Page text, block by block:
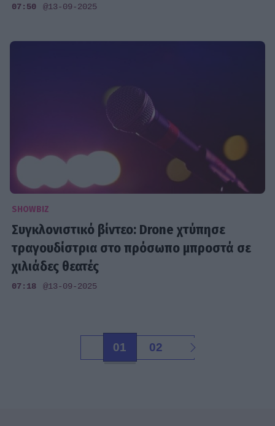
07:50 @13-09-2025
SHOWBIZ
Συγκλονιστικό βίντεο: Drone χτύπησε
τραγουδίστρια στο πρόσωπο μπροστά σε
χιλιάδες θεατές
07:18 @13-09-2025
01 02